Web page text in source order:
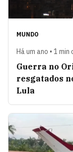
MUNDO
Há um ano • 1
Guerra no
resgatados
Lula